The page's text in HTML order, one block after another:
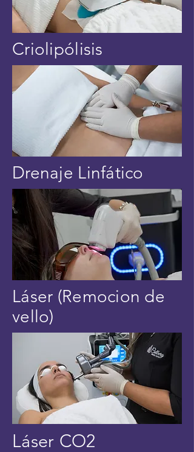
Criolipólisis
Drenaje Linfático
Láser (Remocion de
vello)
Láser CO2